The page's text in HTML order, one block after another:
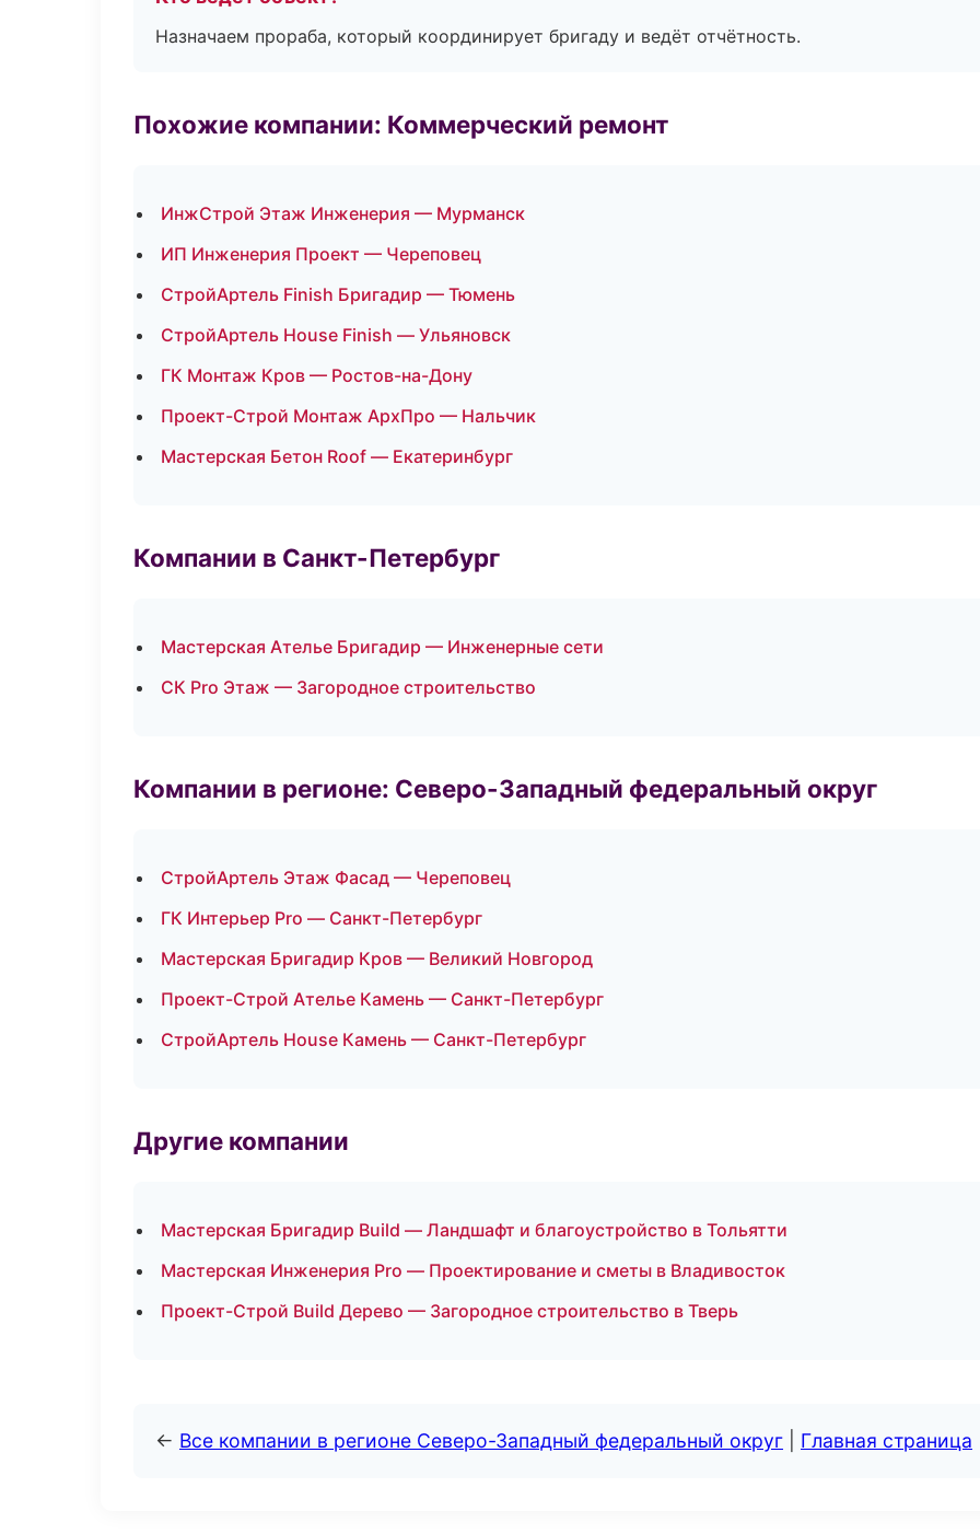
Назначаем прораба, который координирует бригаду и ведёт отчётность.
Похожие компании: Коммерческий ремонт
ИнжСтрой Этаж Инженерия — Мурманск
ИП Инженерия Проект — Череповец
СтройАртель Finish Бригадир — Тюмень
СтройАртель House Finish — Ульяновск
ГК Монтаж Кров — Ростов-на-Дону
Проект-Строй Монтаж АрхПро — Нальчик
Мастерская Бетон Roof — Екатеринбург
Компании в Санкт-Петербург
Мастерская Ателье Бригадир — Инженерные сети
СК Pro Этаж — Загородное строительство
Компании в регионе: Северо-Западный федеральный округ
СтройАртель Этаж Фасад — Череповец
ГК Интерьер Pro — Санкт-Петербург
Мастерская Бригадир Кров — Великий Новгород
Проект-Строй Ателье Камень — Санкт-Петербург
СтройАртель House Камень — Санкт-Петербург
Другие компании
Мастерская Бригадир Build — Ландшафт и благоустройство в Тольятти
Мастерская Инженерия Pro — Проектирование и сметы в Владивосток
Проект-Строй Build Дерево — Загородное строительство в Тверь
← Все компании в регионе Северо-Западный федеральный округ Главная страница